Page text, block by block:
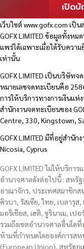
เปิด
เว็บไซต์www.gofx.com เป็น
GOFX LIMITED ข้อมูลทั้งห
แพร่ได้เฉพาะเมื่อได้รับควา
เท่านั้น
GOFX LIMITED เป็นบริษัท
หมายเลขจดทะเบียนคือ
การให้บริการทางการเงินแห่
สำนักงานจดทะเบียนของ
Centre, 330, Kingstown,
GOFX LIMITED มีที่อยู่สำนั
Nicosia, Cyprus
GOFX LIMITED ไม่ให้บริ
อำนาจศาลดังต่อไปนี้ : สหรั
อาณาจักร, ประเทศสมาชิกส
คิวบา, รัสเซีย, ไทย, เบลารุส
มอริเชียส, เฮติ, ซูรินาเม, เป
รวมถึงเขตอำนาจศาลอื่นใด
ห้ามที่กำหนดโดยองค์การส
(European Union), สหรัฐอ